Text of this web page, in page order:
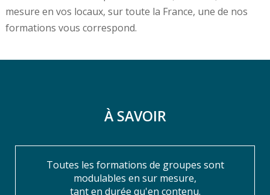
mesure en vos locaux, sur toute la France, une de nos
formations vous correspond.
À SAVOIR
Toutes les formations de groupes sont
modulables en sur mesure,
tant en durée qu'en contenu.